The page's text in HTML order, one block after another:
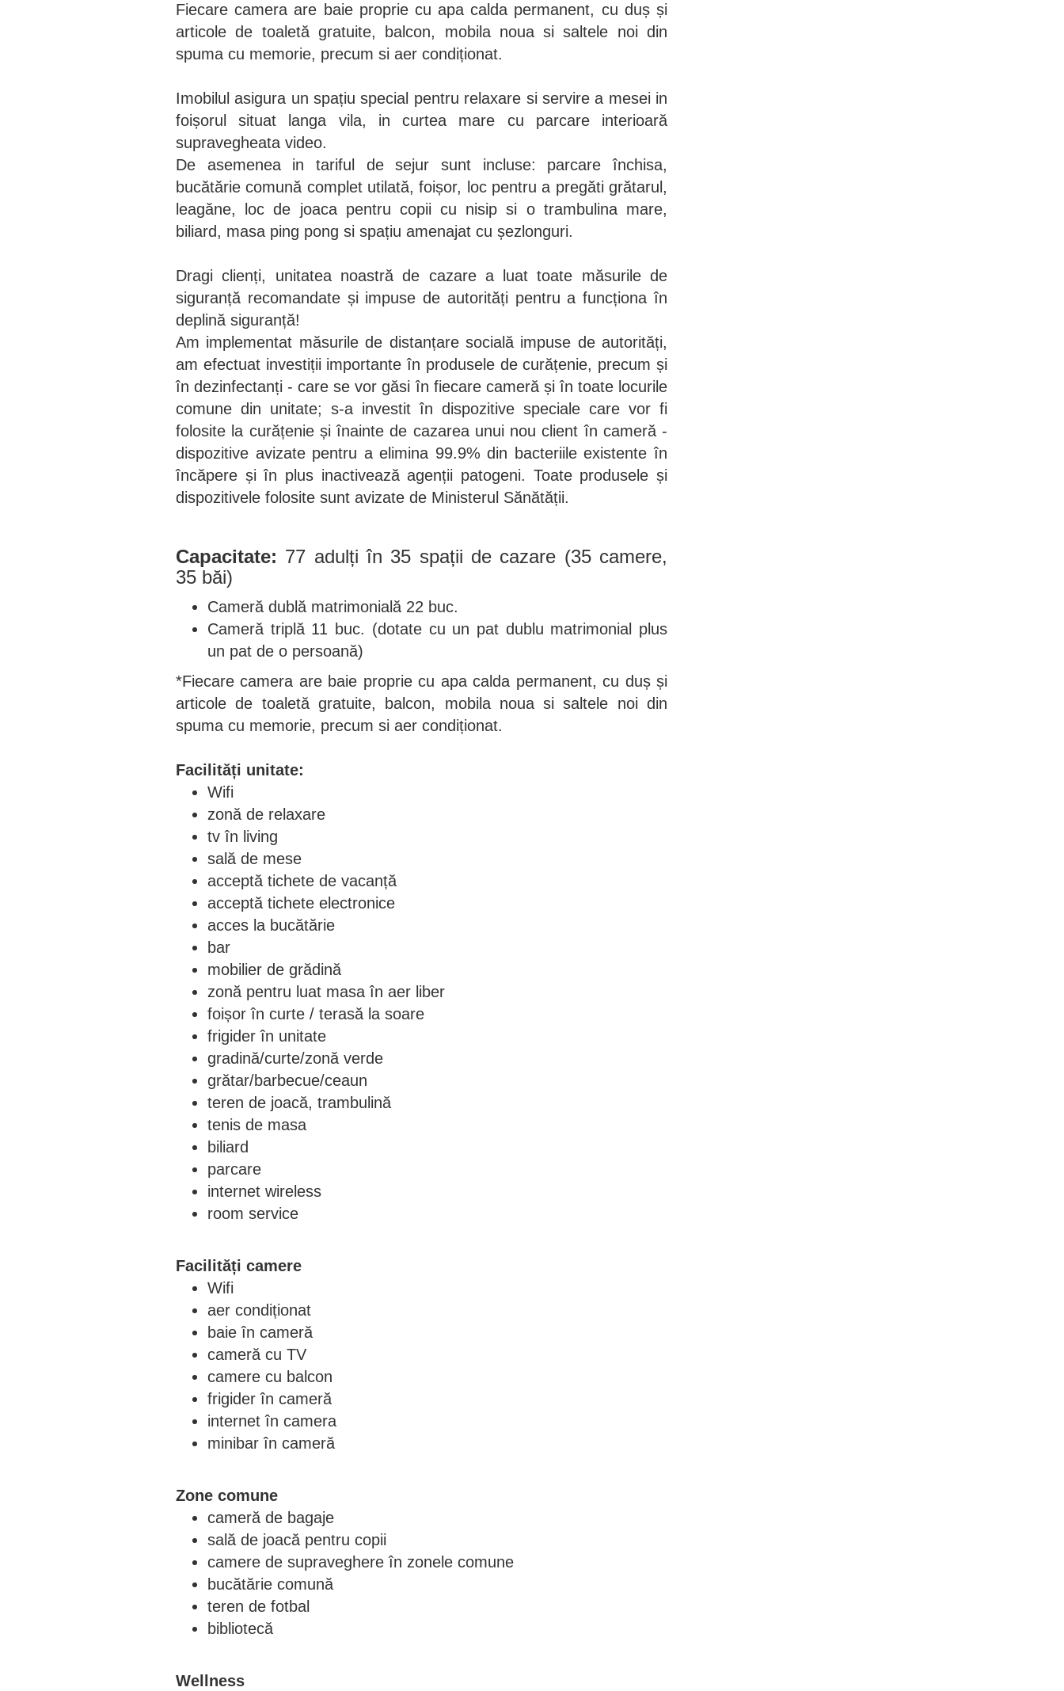
Fiecare camera are baie proprie cu apa calda permanent, cu duș și
articole de toaletă gratuite, balcon, mobila noua si saltele noi din
spuma cu memorie, precum si aer condiționat.
Imobilul asigura un spațiu special pentru relaxare si servire a mesei in
foișorul situat langa vila, in curtea mare cu parcare interioară
supravegheata video.
De asemenea in tariful de sejur sunt incluse: parcare închisa,
bucătărie comună complet utilată, foișor, loc pentru a pregăti grătarul,
leagăne, loc de joaca pentru copii cu nisip si o trambulina mare,
biliard, masa ping pong si spațiu amenajat cu șezlonguri.
Dragi clienți, unitatea noastră de cazare a luat toate măsurile de
siguranță recomandate și impuse de autorități pentru a funcționa în
deplină siguranță!
Am implementat măsurile de distanțare socială impuse de autorități,
am efectuat investiții importante în produsele de curățenie, precum și
în dezinfectanți - care se vor găsi în fiecare cameră și în toate locurile
comune din unitate; s-a investit în dispozitive speciale care vor fi
folosite la curățenie și înainte de cazarea unui nou client în cameră -
dispozitive avizate pentru a elimina 99.9% din bacteriile existente în
încăpere și în plus inactivează agenții patogeni. Toate produsele și
dispozitivele folosite sunt avizate de Ministerul Sănătății.
Capacitate: 77 adulți în 35 spații de cazare (35 camere,
35 băi)
Cameră dublă matrimonială 22 buc.
Cameră triplă 11 buc. (dotate cu un pat dublu matrimonial plus
un pat de o persoană)
*Fiecare camera are baie proprie cu apa calda permanent, cu duș și
articole de toaletă gratuite, balcon, mobila noua si saltele noi din
spuma cu memorie, precum si aer condiționat.
Facilități unitate:
Wifi
zonă de relaxare
tv în living
sală de mese
acceptă tichete de vacanță
acceptă tichete electronice
acces la bucătărie
bar
mobilier de grădină
zonă pentru luat masa în aer liber
foișor în curte / terasă la soare
frigider în unitate
gradină/curte/zonă verde
grătar/barbecue/ceaun
teren de joacă, trambulină
tenis de masa
biliard
parcare
internet wireless
room service
Facilități camere
Wifi
aer condiționat
baie în cameră
cameră cu TV
camere cu balcon
frigider în cameră
internet în camera
minibar în cameră
Zone comune
cameră de bagaje
sală de joacă pentru copii
camere de supraveghere în zonele comune
bucătărie comună
teren de fotbal
bibliotecă
Wellness